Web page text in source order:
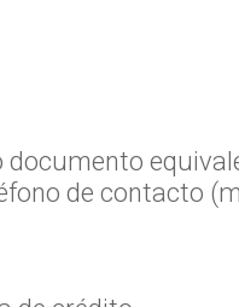
de contacto